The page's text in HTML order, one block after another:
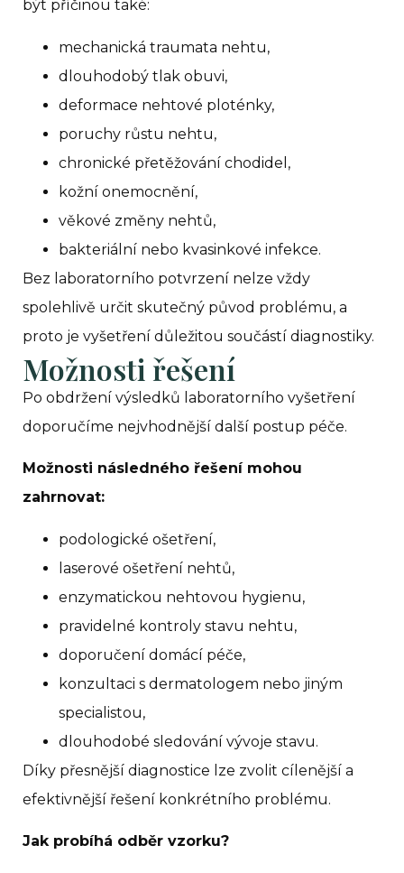
být příčinou také:
mechanická traumata nehtu,
dlouhodobý tlak obuvi,
deformace nehtové ploténky,
poruchy růstu nehtu,
chronické přetěžování chodidel,
kožní onemocnění,
věkové změny nehtů,
bakteriální nebo kvasinkové infekce.
Bez laboratorního potvrzení nelze vždy
spolehlivě určit skutečný původ problému, a
proto je vyšetření důležitou součástí diagnostiky.
Možnosti řešení
Po obdržení výsledků laboratorního vyšetření
doporučíme nejvhodnější další postup péče.
Možnosti následného řešení mohou
zahrnovat:
podologické ošetření,
laserové ošetření nehtů,
enzymatickou nehtovou hygienu,
pravidelné kontroly stavu nehtu,
doporučení domácí péče,
konzultaci s dermatologem nebo jiným
specialistou,
dlouhodobé sledování vývoje stavu.
Díky přesnější diagnostice lze zvolit cílenější a
efektivnější řešení konkrétního problému.
Jak probíhá odběr vzorku?